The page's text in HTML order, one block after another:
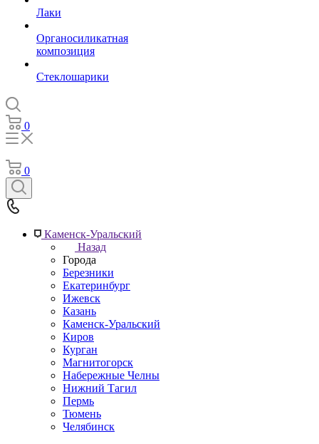
Лаки
Органосиликатная
композиция
Стеклошарики
0
0
Каменск-Уральский
Назад
Города
Березники
Екатеринбург
Ижевск
Казань
Каменск-Уральский
Киров
Курган
Магнитогорск
Набережные Челны
Нижний Тагил
Пермь
Тюмень
Челябинск